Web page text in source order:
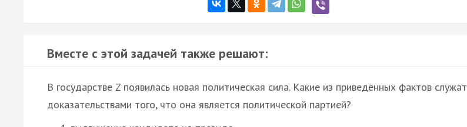
Вместе с этой задачей также решают:
В государстве Z появилась новая политическая сила. Какие из приведённых фактов служат
доказательствами того, что она является политической партией?